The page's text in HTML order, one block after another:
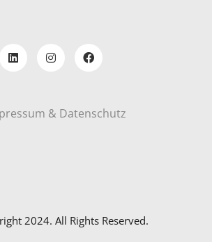
& Datenschutz
2024. All Rights Reserved.